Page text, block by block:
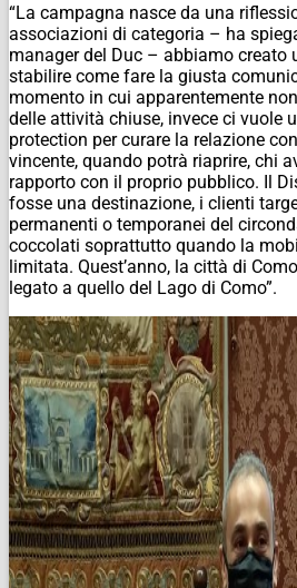
“La campagna nasce da una
associazioni di categoria – ha
manager del Duc – abbiamo creato
stabilire come fare la giusta
momento in cui apparentemente
delle attività chiuse, invece ci vuole
protection per curare la relazione
vincente, quando potrà riaprire, chi
rapporto con il proprio pubblico. Il
fosse una destinazione, i clienti
permanenti o temporanei del
coccolati soprattutto quando la
limitata. Quest’anno, la città di
legato a quello del Lago di Como”.